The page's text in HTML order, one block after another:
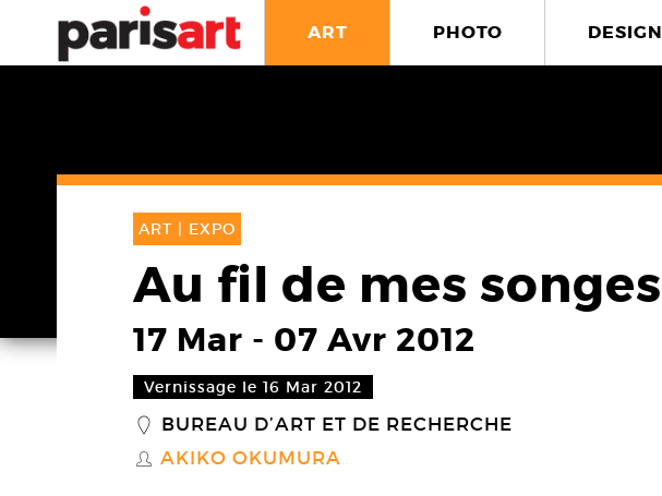
ART PHOTO DESIGN
ART | EXPO
Au fil de mes songes
17 Mar - 07 Avr 2012
Vernissage le 16 Mar 2012
_ BUREAU D’ART ET DE RECHERCHE
S AKIKO OKUMURA